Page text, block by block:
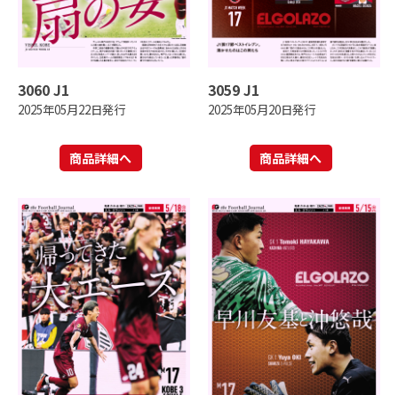
3060 J1
2025年05月22日発行
商品詳細へ
3059 J1
2025年05月20日発行
商品詳細へ